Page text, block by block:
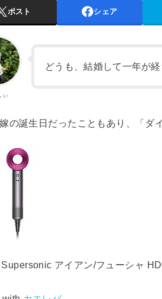
ポスト シェア
ぃ
どうも、結婚して一年が
の誕生日だったこともあり、「ダ
アイアン/フューシャ